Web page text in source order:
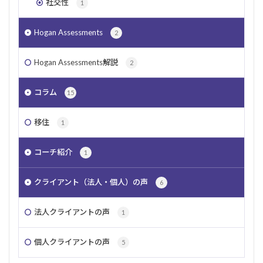
社交性 1
Hogan Assessments 2
Hogan Assessments解説 2
コラム 15
移住 1
コーチ紹介 1
クライアント（法人・個人）の声 6
法人クライアントの声 1
個人クライアントの声 5